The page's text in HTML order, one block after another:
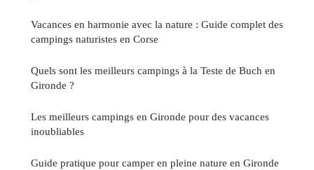
Vacances en harmonie avec la nature : Guide complet des
campings naturistes en Corse
Quels sont les meilleurs campings à la Teste de Buch en
Gironde ?
Les meilleurs campings en Gironde pour des vacances
inoubliables
Guide pratique pour camper en pleine nature en Gironde